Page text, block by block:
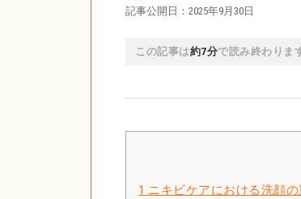
記事公開日：2025年9月30日
この記事は約7分で読み終わりま
1 ニキビケアにおける洗顔の